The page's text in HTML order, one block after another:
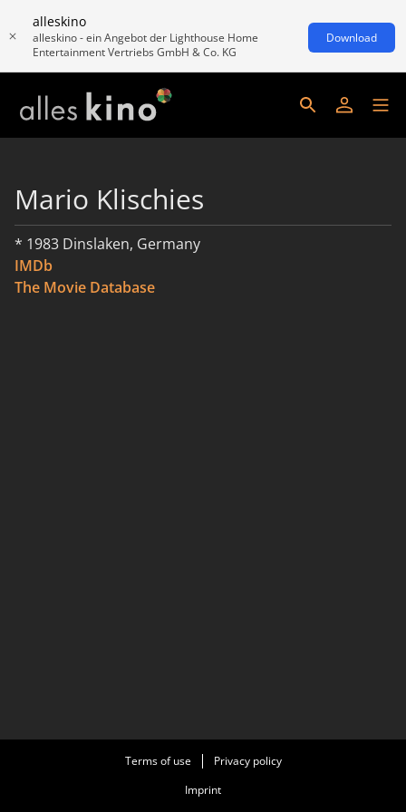
alleskino
alleskino - ein Angebot der Lighthouse Home
Entertainment Vertriebs GmbH & Co. KG
Download
Mario Klischies
* 1983 Dinslaken, Germany
IMDb
The Movie Database
Terms of use
Privacy policy
Imprint